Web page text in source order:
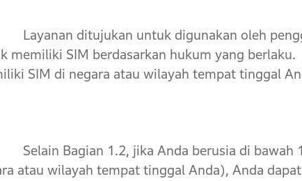
ditujukan untuk digunakan oleh
memiliki SIM berdasarkan hukum yang
SIM di negara atau wilayah tempat tinggal
Bagian 1.2, jika Anda berusia di bawah
atau wilayah tempat tinggal Anda), Anda